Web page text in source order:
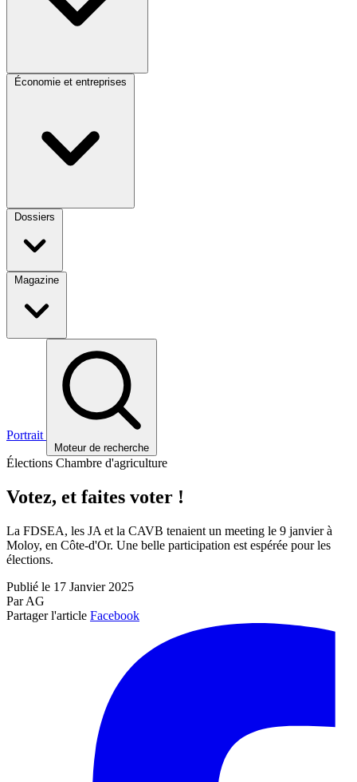
Économie et entreprises
Dossiers
Magazine
Portrait
Moteur de recherche
Élections Chambre d'agriculture
Votez, et faites voter !
La FDSEA, les JA et la CAVB tenaient un meeting le 9 janvier à
Moloy, en Côte-d'Or. Une belle participation est espérée pour les
élections.
Publié le 17 Janvier 2025
Par AG
Partager l'article Facebook